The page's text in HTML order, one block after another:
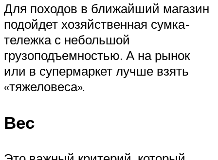
Для походов в ближайший магазин
подойдет хозяйственная сумка-
тележка с небольшой
грузоподъемностью. А на рынок
или в супермаркет лучше взять
«тяжеловеса».
Вес